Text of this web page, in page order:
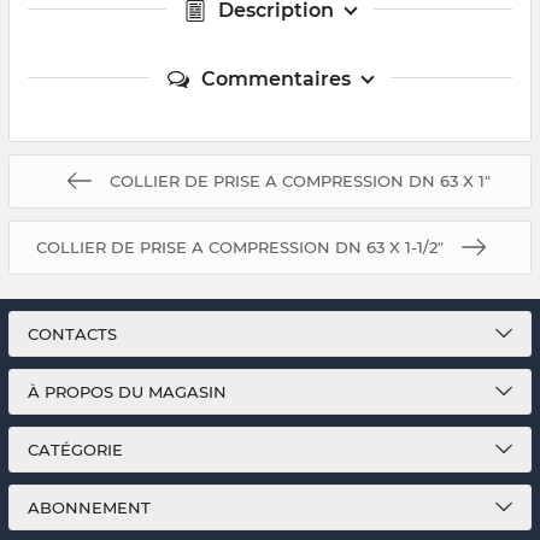
Description
Commentaires
COLLIER DE PRISE A COMPRESSION DN 63 X 1"
COLLIER DE PRISE A COMPRESSION DN 63 X 1-1/2"
CONTACTS
À PROPOS DU MAGASIN
CATÉGORIE
ABONNEMENT